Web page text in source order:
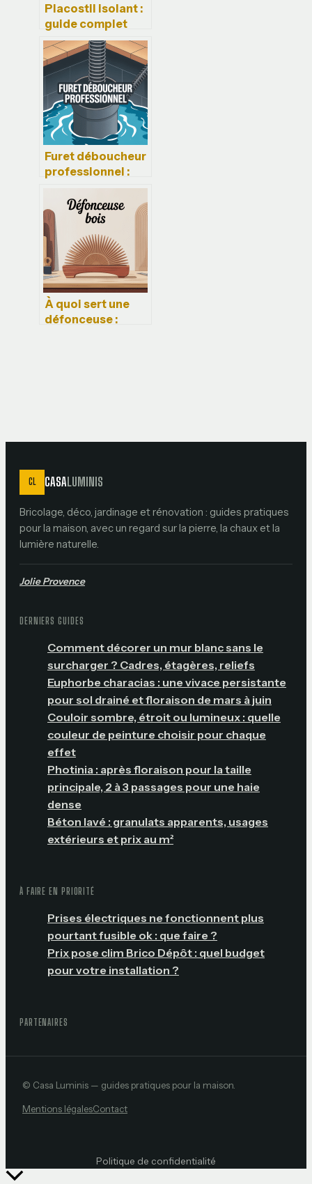
Placostil isolant :
guide complet
pour une cloison
performante et
bien pensée
Furet déboucheur
professionnel :
bien choisir et
bien utiliser cet
outil
À quoi sert une
défonceuse :
CL CASALUMINIS
Bricolage, déco, jardinage et rénovation : guides pratiques
pour la maison, avec un regard sur la pierre, la chaux et la
lumière naturelle.
Jolie Provence
DERNIERS GUIDES
Comment décorer un mur blanc sans le
surcharger ? Cadres, étagères, reliefs
Euphorbe characias : une vivace persistante
pour sol drainé et floraison de mars à juin
Couloir sombre, étroit ou lumineux : quelle
couleur de peinture choisir pour chaque
effet
Photinia : après floraison pour la taille
principale, 2 à 3 passages pour une haie
dense
Béton lavé : granulats apparents, usages
extérieurs et prix au m²
À FAIRE EN PRIORITÉ
Prises électriques ne fonctionnent plus
pourtant fusible ok : que faire ?
Prix pose clim Brico Dépôt : quel budget
pour votre installation ?
PARTENAIRES
© Casa Luminis — guides pratiques pour la maison.
Mentions légalesContact
Politique de confidentialité